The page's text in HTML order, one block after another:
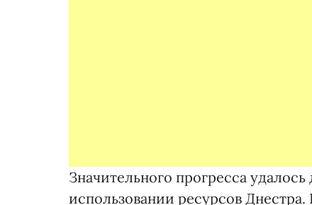
Значительного прогресса
использовании ресурсов Днестра.